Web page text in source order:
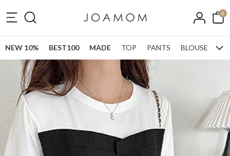
0
NEW 10% BEST100 MADE TOP PANTS BLOUSE